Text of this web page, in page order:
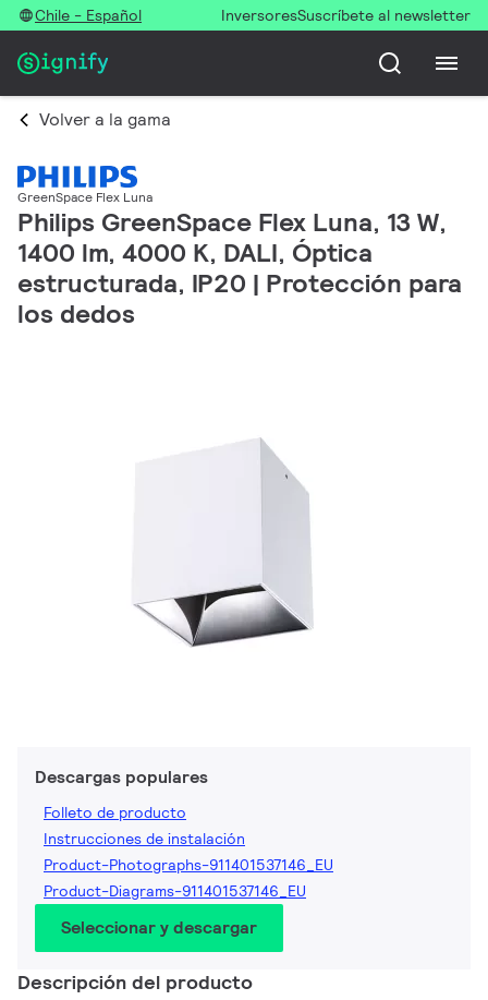
Chile - Español InversoresSuscríbete al newsletter
Volver a la gama
GreenSpace Flex Luna
Philips GreenSpace Flex Luna, 13 W,
1400 lm, 4000 K, DALI, Óptica
estructurada, IP20 | Protección para
los dedos
Descargas populares
Folleto de producto
Instrucciones de instalación
Product-Photographs-911401537146_EU
Product-Diagrams-911401537146_EU
Seleccionar y descargar
Descripción del producto